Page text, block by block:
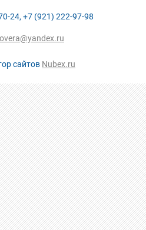
24, +7 (921) 222-97-98
сайтов Nubex.ru